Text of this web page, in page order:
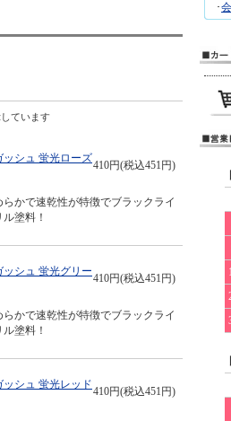
ています
ッシュ 蛍光ローズ
410円(税込451円)
かで速乾性が特徴でブラックライ
塗料！
シュ 蛍光グリー
410円(税込451円)
かで速乾性が特徴でブラックライ
塗料！
シュ 蛍光レッド
410円(税込451円)
･